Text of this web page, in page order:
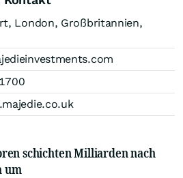
London, Großbritannien,
schichten Milliarden nach
um